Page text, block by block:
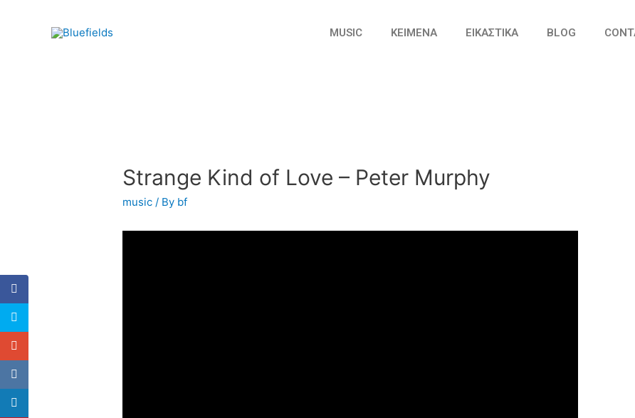
MUSIC ΚΕΙΜΕΝΑ ΕΙΚΑΣΤΙΚΑ BLOG
Strange Kind of Love – Peter Murphy
music / By bf